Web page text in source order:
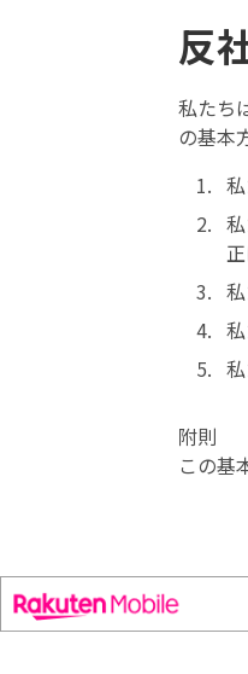
反
私たち
の基本
附則
この基